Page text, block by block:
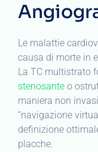
Le malattie
causa di morte in
La TC multistrato
stenosante o
maniera non
“navigazione
definizione
placche.